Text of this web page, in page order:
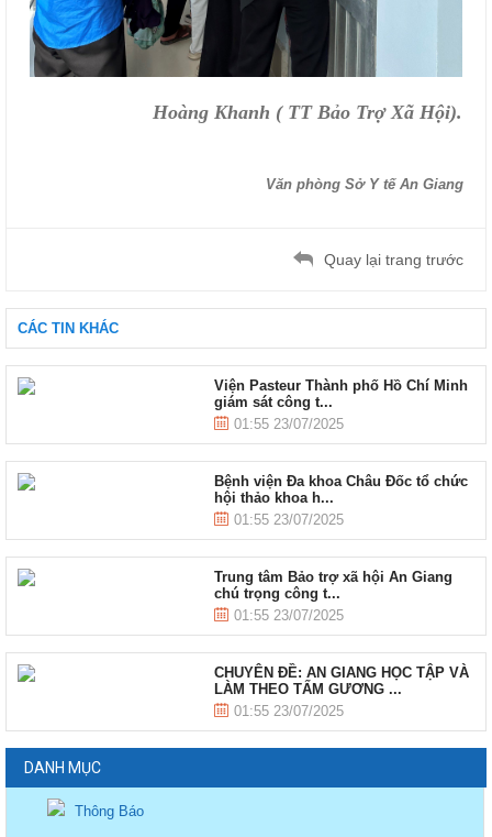
Hoàng Khanh ( TT Bảo Trợ Xã Hội).
Văn phòng Sở Y tế An Giang
Quay lại trang trước
CÁC TIN KHÁC
Viện Pasteur Thành phố Hồ Chí Minh
giám sát công t...
01:55 23/07/2025
Bệnh viện Đa khoa Châu Đốc tổ chức
hội thảo khoa h...
01:55 23/07/2025
Trung tâm Bảo trợ xã hội An Giang
chú trọng công t...
01:55 23/07/2025
CHUYÊN ĐỀ: AN GIANG HỌC TẬP VÀ
LÀM THEO TẤM GƯƠNG ...
01:55 23/07/2025
DANH MỤC
Thông Báo